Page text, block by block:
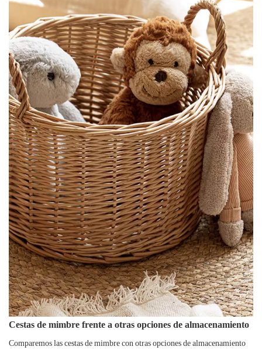
Cestas de mimbre frente a otras opciones de almacenamiento
Comparemos las cestas de mimbre con otras opciones de almacenamiento